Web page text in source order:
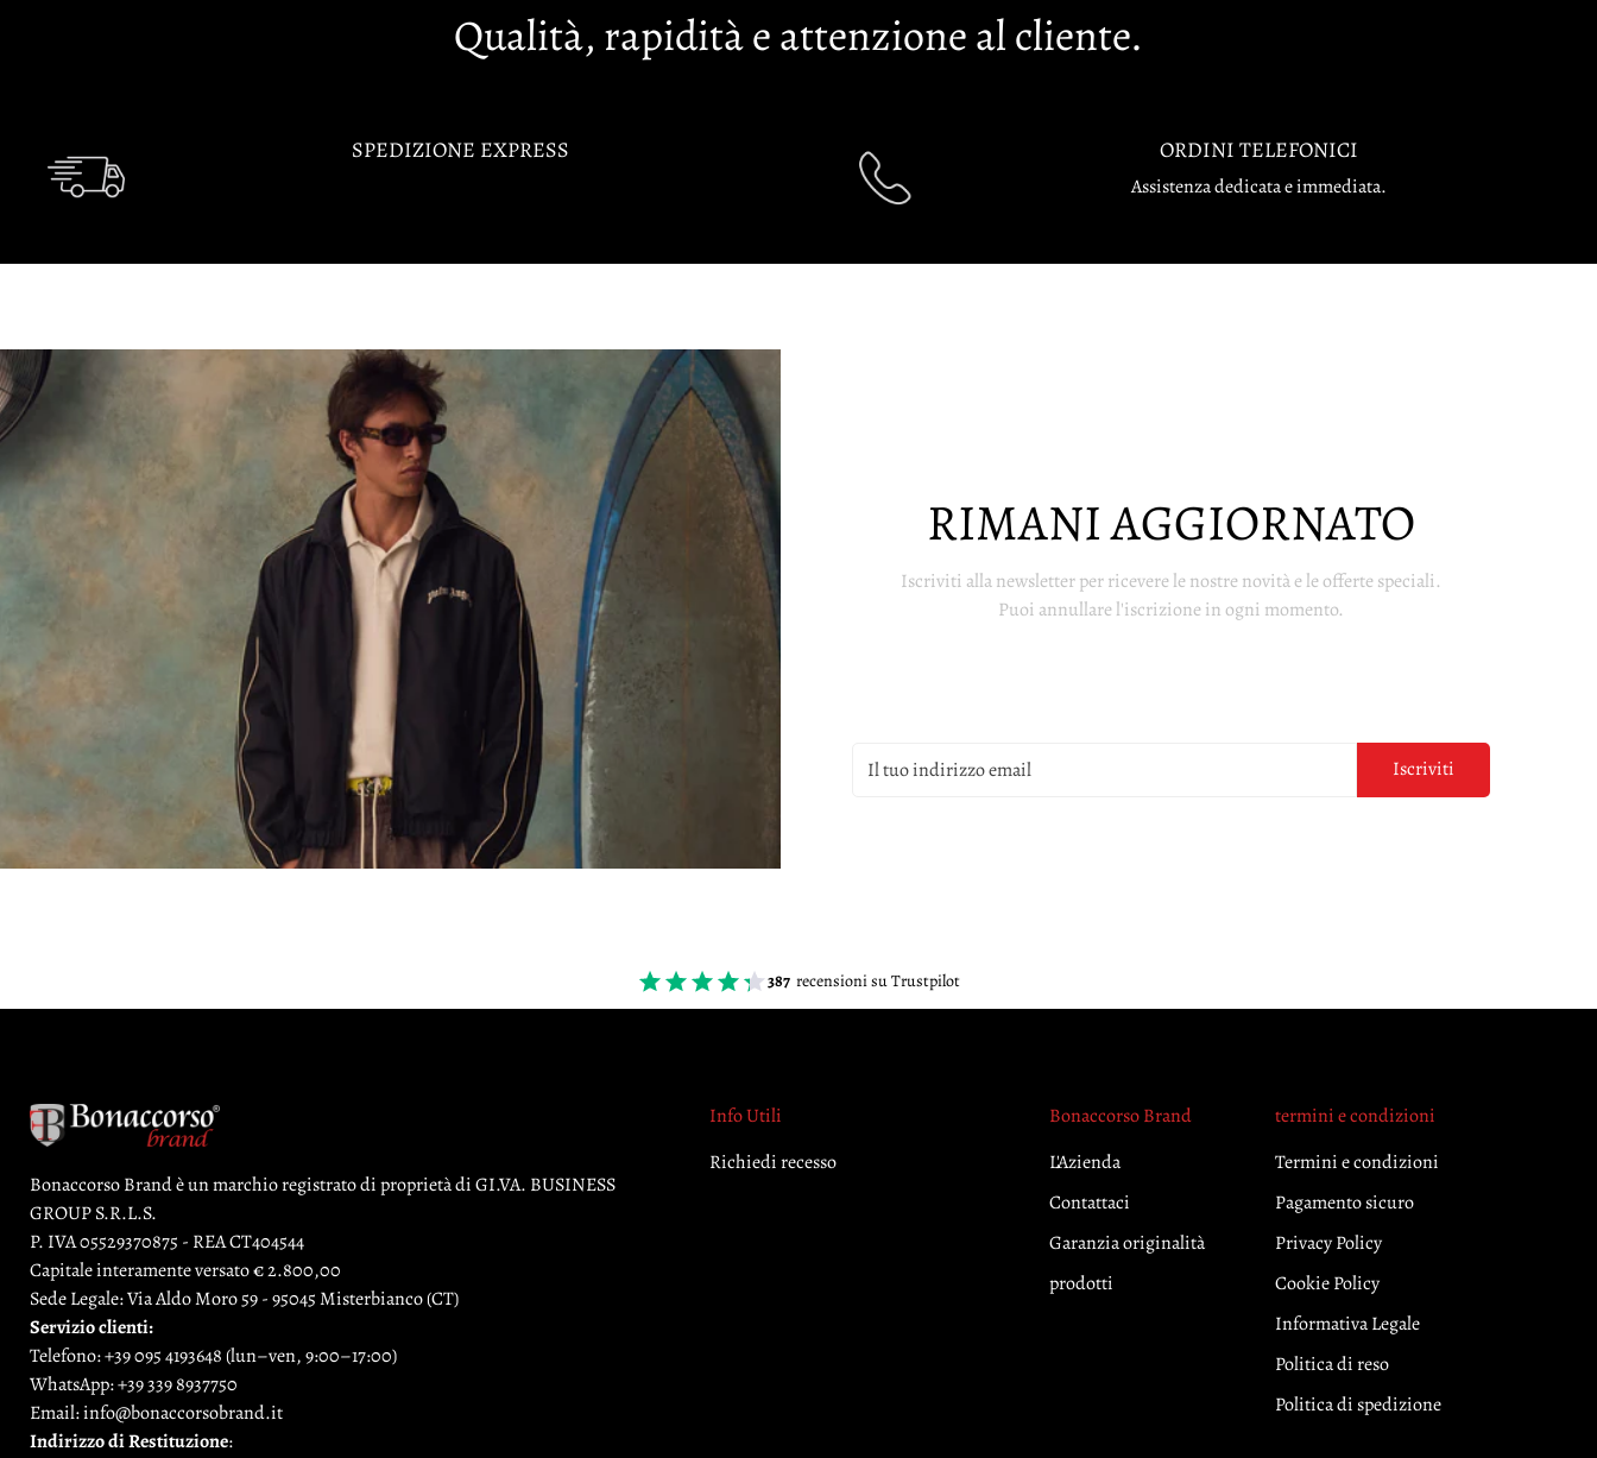
Qualità, rapidità e attenzione al cliente.
SPEDIZIONE EXPRESS ORDINI TELEFONICI
Assistenza dedicata e immediata.
RIMANI AGGIORNATO
Iscriviti alla newsletter per ricevere le nostre novità e le offerte speciali.
Puoi annullare l'iscrizione in ogni momento.
Iscriviti
387 recensioni su Trustpilot
Bonaccorso Brand è un marchio registrato di proprietà di GI.VA. BUSINESS
GROUP S.R.L.S.
P. IVA 05529370875 - REA CT404544
Capitale interamente versato € 2.800,00
Sede Legale: Via Aldo Moro 59 - 95045 Misterbianco (CT)
Servizio clienti:
Telefono:+39 095 4193648 (lun–ven, 9:00–17:00)
WhatsApp:+39 339 8937750
Email:info@bonaccorsobrand.it
Indirizzo di Restituzione:
Info Utili
Richiedi recesso
Bonaccorso Brand
L'Azienda
Contattaci
Garanzia originalità
prodotti
termini e condizioni
Termini e condizioni
Pagamento sicuro
Privacy Policy
Cookie Policy
Informativa Legale
Politica di reso
Politica di spedizione